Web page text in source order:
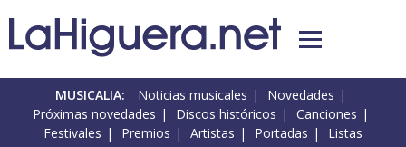
MUSICALIA: Noticias musicales
Novedades
Próximas novedades
Discos históricos
Canciones
Festivales
Premios Artistas Portadas Listas